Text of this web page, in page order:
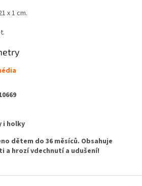
x 1 cm.
i holky
dětem do 36 měsíců. Obsahuje
a hrozí vdechnutí a udušení!